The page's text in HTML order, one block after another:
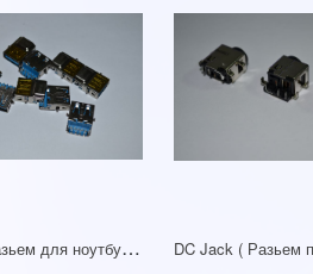
U
SB 3.0 разьем для ноутбука ACER V5-431 V5-571 V5-531 V5-471G